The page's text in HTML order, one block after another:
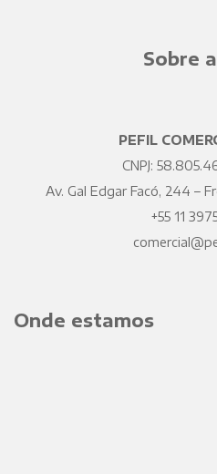
Sobre
PEFIL
CNPJ:
Av. Gal Edgar Facó, 244 –
+55 11
Onde estamos